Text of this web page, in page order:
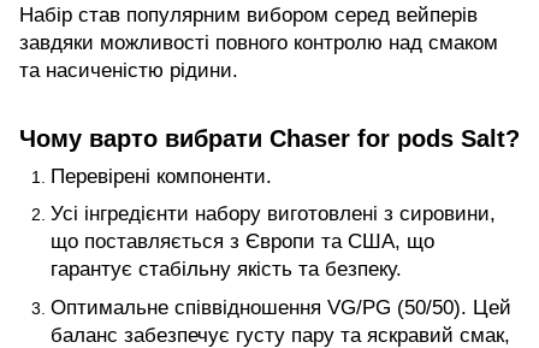
Набір став популярним вибором серед вейперів
завдяки можливості повного контролю над смаком
та насиченістю рідини.
Чому варто вибрати Chaser for pods Salt?
Перевірені компоненти.
Усі інгредієнти набору виготовлені з сировини,
що поставляється з Європи та США, що
гарантує стабільну якість та безпеку.
Оптимальне співвідношення VG/PG (50/50). Цей
баланс забезпечує густу пару та яскравий смак,